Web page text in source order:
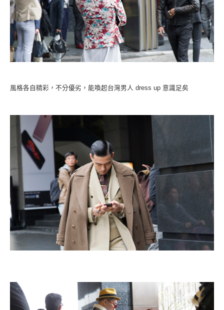
風格各自精彩，不分優劣，能喚起台灣男人 dress up 意識足矣